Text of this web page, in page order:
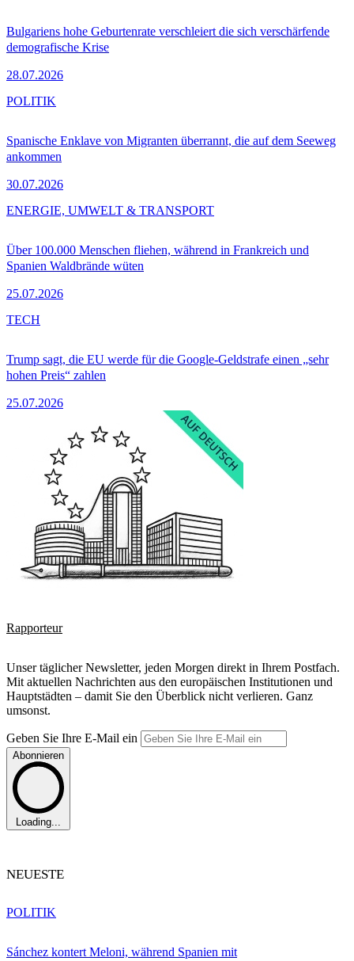
Bulgariens hohe Geburtenrate verschleiert die sich verschärfende
demografische Krise
28.07.2026
Spanische Enklave von Migranten überrannt, die auf dem Seeweg
ankommen
30.07.2026
POLITIK
Über 100.000 Menschen fliehen, während in Frankreich und
Spanien Waldbrände wüten
25.07.2026
ENERGIE, UMWELT & TRANSPORT
Trump sagt, die EU werde für die Google-Geldstrafe einen „sehr
hohen Preis“ zahlen
25.07.2026
TECH
Rapporteur
Unser täglicher Newsletter, jeden Morgen direkt in Ihrem Postfach.
Mit aktuellen Nachrichten aus den europäischen Institutionen und
Hauptstädten – damit Sie den Überblick nicht verlieren. Ganz
umsonst.
Geben Sie Ihre E-Mail ein
Abonnieren
Loading...
NEUESTE
Sánchez kontert Meloni, während Spanien mit
POLITIK